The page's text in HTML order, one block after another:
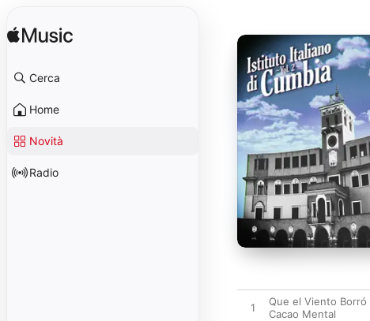
Cerca
Home
Novità
Radio
1
Que el Viento Borró
Cacao Mental